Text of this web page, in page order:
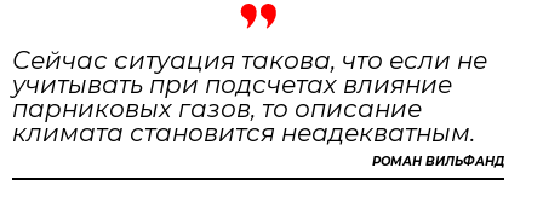
Сейчас ситуация такова, что если не
учитывать при подсчетах влияние
парниковых газов, то описание
климата становится неадекватным.
РОМАН ВИЛЬФАНД